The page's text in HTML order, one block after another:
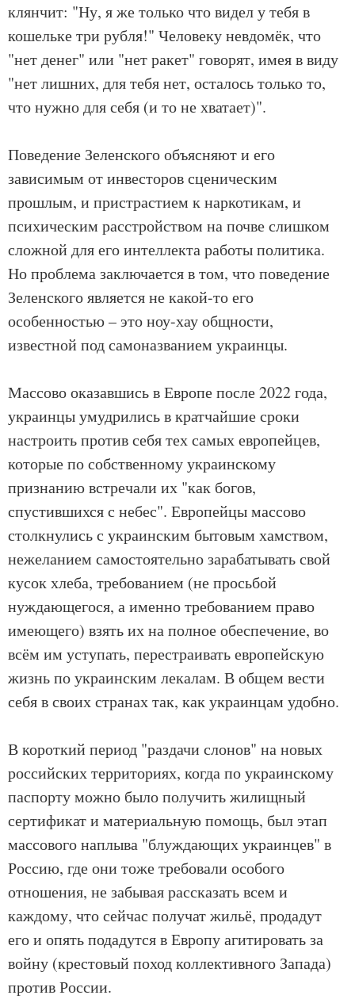
клянчит: "Ну, я же только что видел у тебя в
кошельке три рубля!" Человеку невдомёк, что
"нет денег" или "нет ракет" говорят, имея в виду
"нет лишних, для тебя нет, осталось только то,
что нужно для себя (и то не хватает)".
Поведение Зеленского объясняют и его
зависимым от инвесторов сценическим
прошлым, и пристрастием к наркотикам, и
психическим расстройством на почве слишком
сложной для его интеллекта работы политика.
Но проблема заключается в том, что поведение
Зеленского является не какой-то его
особенностью – это ноу-хау общности,
известной под самоназванием украинцы.
Массово оказавшись в Европе после 2022 года,
украинцы умудрились в кратчайшие сроки
настроить против себя тех самых европейцев,
которые по собственному украинскому
признанию встречали их "как богов,
спустившихся с небес". Европейцы массово
столкнулись с украинским бытовым хамством,
нежеланием самостоятельно зарабатывать свой
кусок хлеба, требованием (не просьбой
нуждающегося, а именно требованием право
имеющего) взять их на полное обеспечение, во
всём им уступать, перестраивать европейскую
жизнь по украинским лекалам. В общем вести
себя в своих странах так, как украинцам удобно.
В короткий период "раздачи слонов" на новых
российских территориях, когда по украинскому
паспорту можно было получить жилищный
сертификат и материальную помощь, был этап
массового наплыва "блуждающих украинцев" в
Россию, где они тоже требовали особого
отношения, не забывая рассказать всем и
каждому, что сейчас получат жильё, продадут
его и опять подадутся в Европу агитировать за
войну (крестовый поход коллективного Запада)
против России.